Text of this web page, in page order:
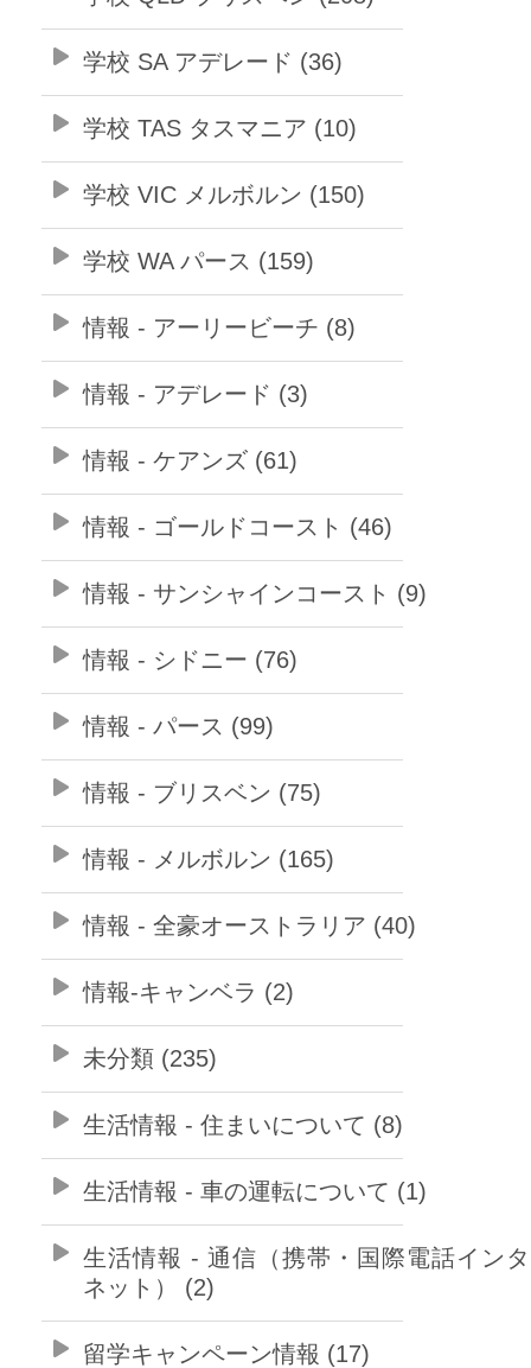
学校 SA アデレード (36)
学校 TAS タスマニア (10)
学校 VIC メルボルン (150)
学校 WA パース (159)
情報 - アーリービーチ (8)
情報 - アデレード (3)
情報 - ケアンズ (61)
情報 - ゴールドコースト (46)
情報 - サンシャインコースト (9)
情報 - シドニー (76)
情報 - パース (99)
情報 - ブリスベン (75)
情報 - メルボルン (165)
情報 - 全豪オーストラリア (40)
情報-キャンベラ (2)
未分類 (235)
生活情報 - 住まいについて (8)
生活情報 - 車の運転について (1)
生活情報 - 通信（携帯・国際電話イン
ネット） (2)
留学キャンペーン情報 (17)